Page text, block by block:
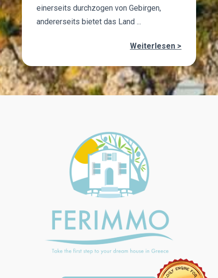
einerseits durchzogen von Gebirgen,
andererseits bietet das Land ...
Weiterlesen >